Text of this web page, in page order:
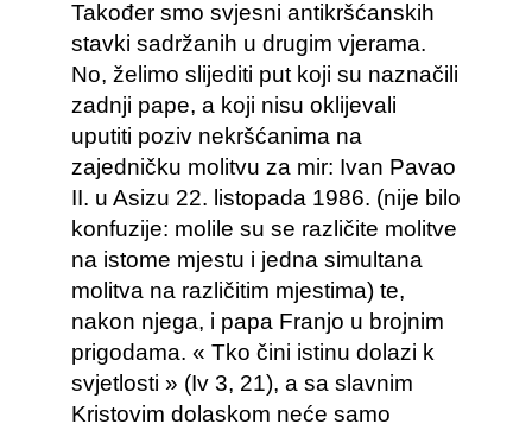
Također smo svjesni antikršćanskih
stavki sadržanih u drugim vjerama.
No, želimo slijediti put koji su naznačili
zadnji pape, a koji nisu oklijevali
uputiti poziv nekršćanima na
zajedničku molitvu za mir: Ivan Pavao
II. u Asizu 22. listopada 1986. (nije bilo
konfuzije: molile su se različite molitve
na istome mjestu i jedna simultana
molitva na različitim mjestima) te,
nakon njega, i papa Franjo u brojnim
prigodama. « Tko čini istinu dolazi k
svjetlosti » (Iv 3, 21), a sa slavnim
Kristovim dolaskom neće samo